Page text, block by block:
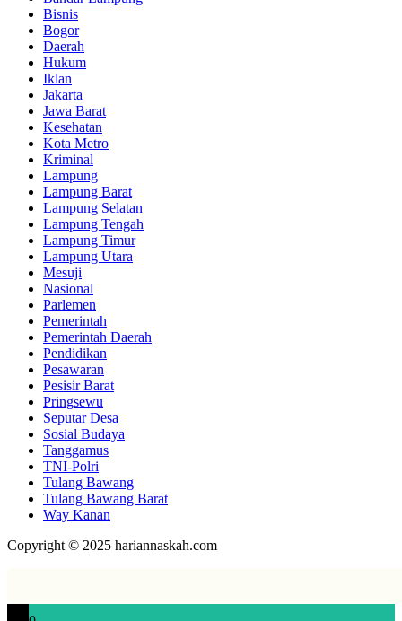
Bisnis
Bogor
Daerah
Hukum
Iklan
Jakarta
Jawa Barat
Kesehatan
Kota Metro
Kriminal
Lampung
Lampung Barat
Lampung Selatan
Lampung Tengah
Lampung Timur
Lampung Utara
Mesuji
Nasional
Parlemen
Pemerintah
Pemerintah Daerah
Pendidikan
Pesawaran
Pesisir Barat
Pringsewu
Seputar Desa
Sosial Budaya
Tanggamus
TNI-Polri
Tulang Bawang
Tulang Bawang Barat
Way Kanan
Copyright © 2025 hariannaskah.com